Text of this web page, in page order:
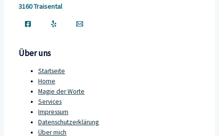
3160 Traisental
Über uns
Startseite
Home
Magie der Worte
Services
Impressum
Datenschutzerklärung
Über mich